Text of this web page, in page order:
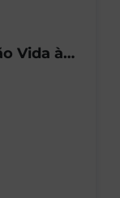
Vida à…